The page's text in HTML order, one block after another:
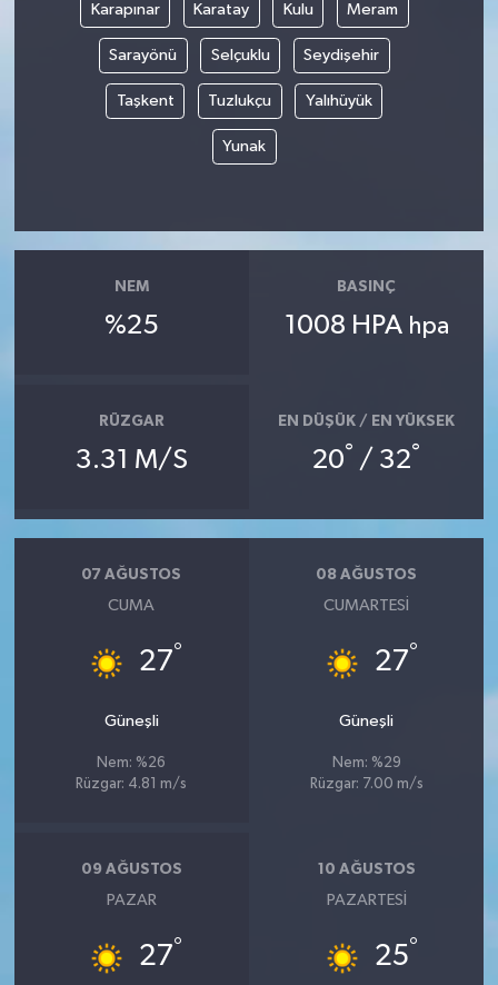
Karapınar Karatay Kulu Meram
Sarayönü Selçuklu Seydişehir
Taşkent Tuzlukçu Yalıhüyük
Yunak
NEM
%25
BASINÇ
1008 HPA hpa
RÜZGAR
3.31 M/S
EN DÜŞÜK / EN YÜKSEK
20° / 32°
07 AĞUSTOS
CUMA
27°
Güneşli
Nem: %26
Rüzgar: 4.81 m/s
08 AĞUSTOS
CUMARTESI
27°
Güneşli
Nem: %29
Rüzgar: 7.00 m/s
09 AĞUSTOS
PAZAR
27°
10 AĞUSTOS
PAZARTESI
25°